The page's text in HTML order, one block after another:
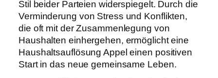
Stil beider Parteien widerspiegelt. Durch die
Verminderung von Stress und Konflikten,
die oft mit der Zusammenlegung von
Haushalten einhergehen, ermöglicht eine
Haushaltsauflösung Appel einen positiven
Start in das neue gemeinsame Leben.